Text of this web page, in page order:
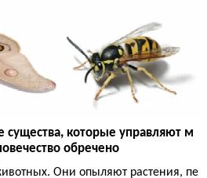
которые управляют м
обречено
Они опыляют растения, пе